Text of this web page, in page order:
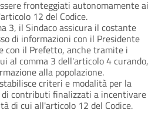
fronteggiati autonomamente ai
12 del Codice.
3, il Sindaco assicura il costante
di informazioni con il Presidente
con il Prefetto, anche tramite i
al comma 3 dell'articolo 4 curando,
alla popolazione.
criteri e modalità per la
di contributi finalizzati a incentivare
di cui all'articolo 12 del Codice.